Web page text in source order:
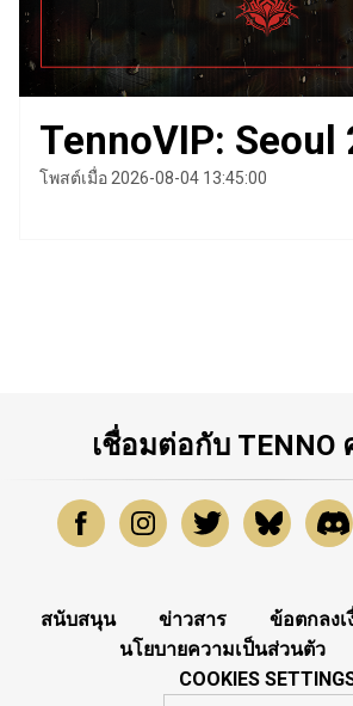
TennoVIP: Seoul
โพสต์เมื่อ 2026-08-04 13:45:00
เชื่อมต่อกับ TENNO
สนับสนุน ข่าวสาร
ข้อตกลง
นโยบายความเป็นส่วนตัว
COOKIES